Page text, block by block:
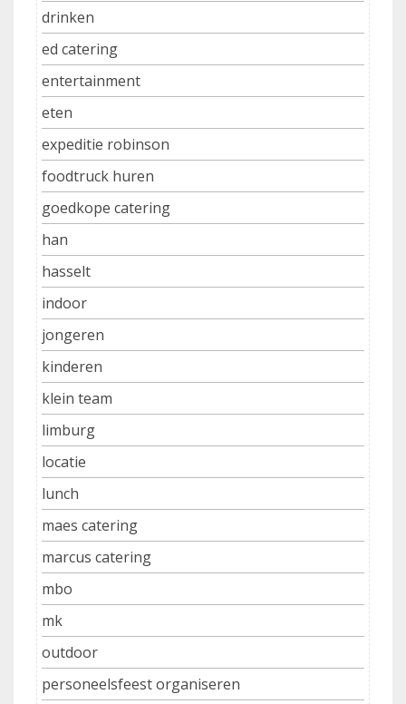
drinken
ed catering
entertainment
eten
expeditie robinson
foodtruck huren
goedkope catering
han
hasselt
indoor
jongeren
kinderen
klein team
limburg
locatie
lunch
maes catering
marcus catering
mbo
mk
outdoor
personeelsfeest organiseren